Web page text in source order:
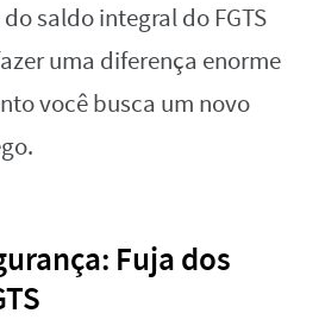
saldo integral do FGTS
uma diferença enorme
você busca um novo
Fuja dos